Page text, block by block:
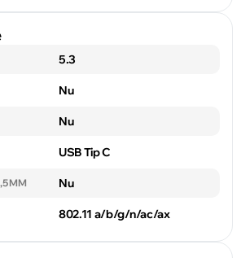
5.3
Nu
Nu
USB Tip C
MM Nu
802.11 a/b/g/n/ac/ax